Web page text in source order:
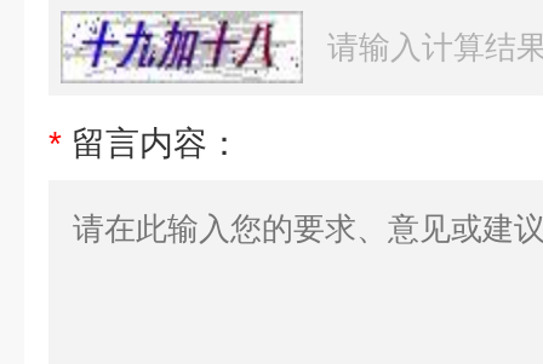
* 留言内容：